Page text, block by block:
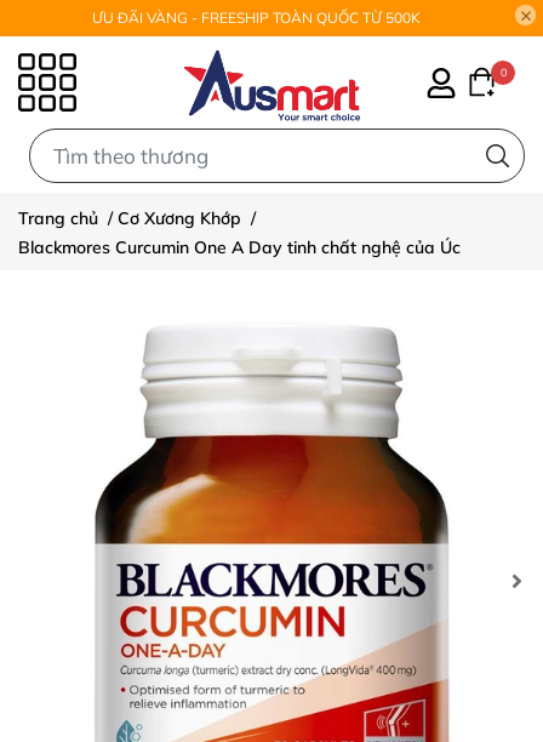
ƯU ĐÃI VÀNG - FREESHIP TOÀN QUỐC TỪ 500K
0
Trang chủ /Cơ Xương Khớp /
Blackmores Curcumin One A Day tinh chất nghệ của Úc